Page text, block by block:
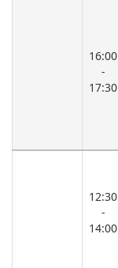
16:00
-
17:30
12:30
-
14:00